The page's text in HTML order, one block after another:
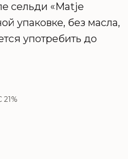
сельди «Matje
упаковке, без масла,
употребить до